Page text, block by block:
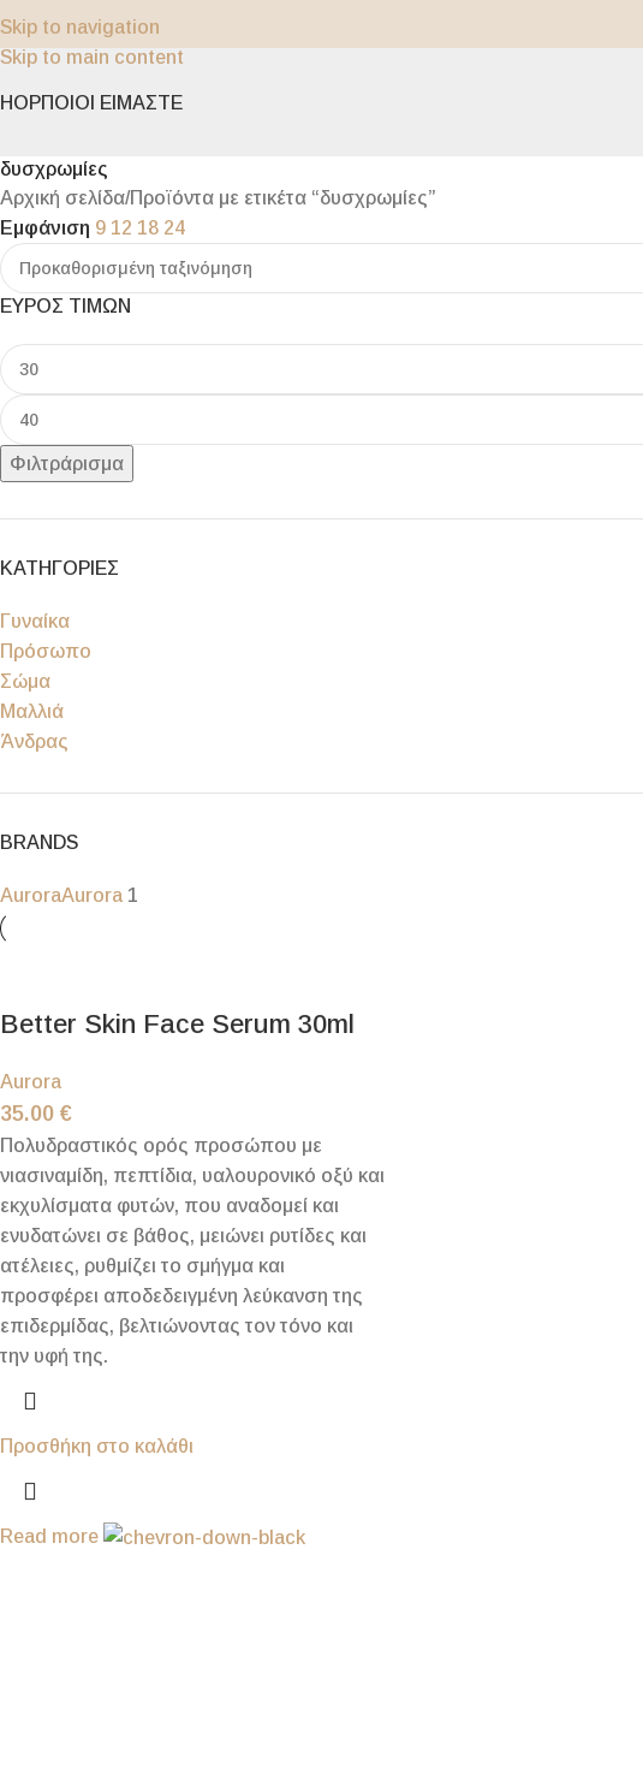
Skip to navigation
Skip to main content
ΠΟΙΟΙ ΕΙΜΑΣΤΕ
δυσχρωμίες
Αρχική σελίδα Προϊόντα με ετικέτα “δυσχρωμίες”
Εμφάνιση 9 12 18 24
ΕΥΡΟΣ ΤΙΜΩΝ
Φιλτράρισμα
ΚΑΤΗΓΟΡΙΕΣ
Γυναίκα
Πρόσωπο
Σώμα
Μαλλιά
Άνδρας
BRANDS
AuroraAurora 1
Better Skin Face Serum 30ml
Aurora
35.00 €
Πολυδραστικός ορός προσώπου με
νιασιναμίδη, πεπτίδια, υαλουρονικό οξύ και
εκχυλίσματα φυτών, που αναδομεί και
ενυδατώνει σε βάθος, μειώνει ρυτίδες και
ατέλειες, ρυθμίζει το σμήγμα και
προσφέρει αποδεδειγμένη λεύκανση της
επιδερμίδας, βελτιώνοντας τον τόνο και
την υφή της.
Προσθήκη στο καλάθι
Read more